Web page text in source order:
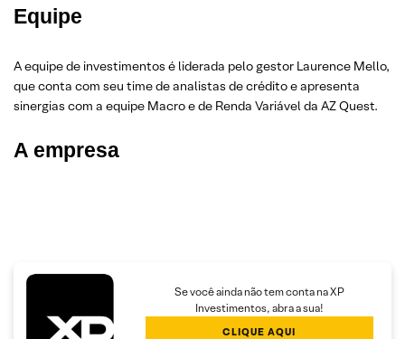
Equipe
A equipe de investimentos é liderada pelo gestor Laurence Mello,
que conta com seu time de analistas de crédito e apresenta
sinergias com a equipe Macro e de Renda Variável da AZ Quest.
A empresa
Se você ainda não tem conta na XP
Investimentos, abra a sua!
CLIQUE AQUI